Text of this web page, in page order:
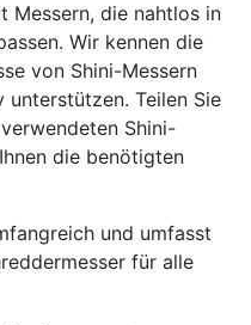
Messern, die nahtlos in
Wir kennen die
von Shini-Messern
Teilen Sie
Shini-
die benötigten
und umfasst
für alle